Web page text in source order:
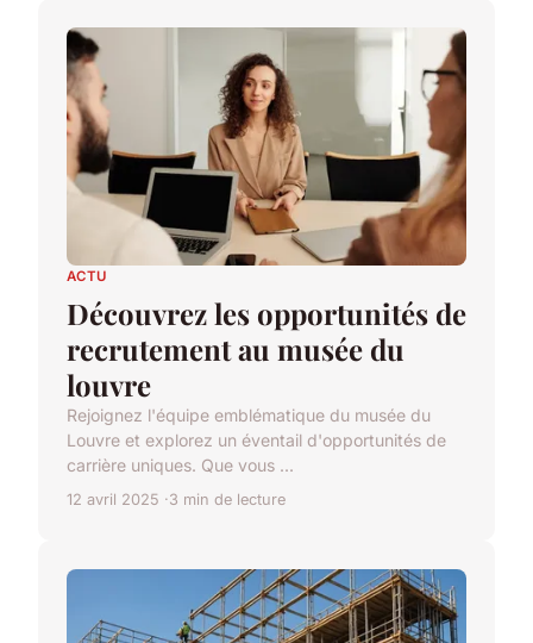
ACTU
Découvrez les opportunités de
recrutement au musée du
louvre
Rejoignez l'équipe emblématique du musée du
Louvre et explorez un éventail d'opportunités de
carrière uniques. Que vous ...
12 avril 2025 3 min de lecture